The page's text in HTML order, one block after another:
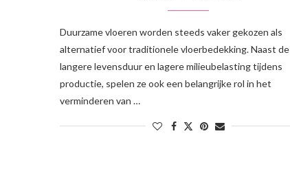
Duurzame vloeren worden steeds vaker gekozen als
alternatief voor traditionele vloerbedekking. Naast de
langere levensduur en lagere milieubelasting tijdens
productie, spelen ze ook een belangrijke rol in het
verminderen van …